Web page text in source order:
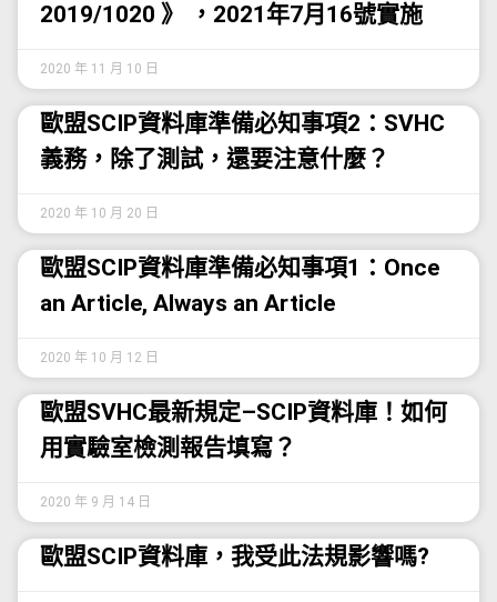
2019/1020 》 ，2021年7月16號實施
2020 年 11 月 10 日
歐盟SCIP資料庫準備必知事項2：SVHC
義務，除了測試，還要注意什麼？
2020 年 10 月 20 日
歐盟SCIP資料庫準備必知事項1：Once
an Article, Always an Article
2020 年 10 月 12 日
歐盟SVHC最新規定–SCIP資料庫！如何
用實驗室檢測報告填寫？
2020 年 9 月 14 日
歐盟SCIP資料庫，我受此法規影響嗎?